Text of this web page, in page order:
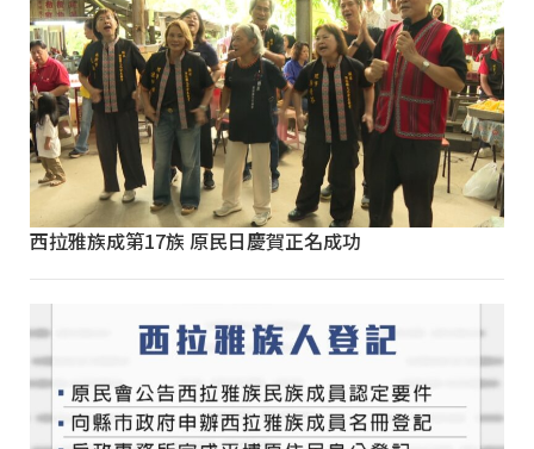
西拉雅族成第17族 原民日慶賀正名成功